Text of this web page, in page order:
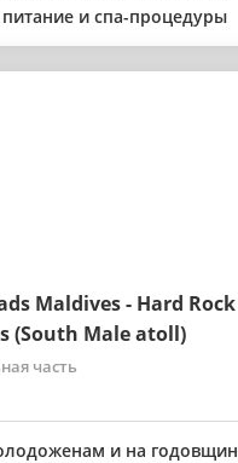
и спа-процедуры
Maldives - Hard
(South Male atoll)
часть
и на